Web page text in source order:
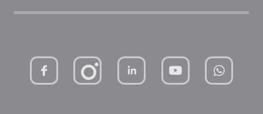
mutterhaus-xMBTtqOwC1KKBww